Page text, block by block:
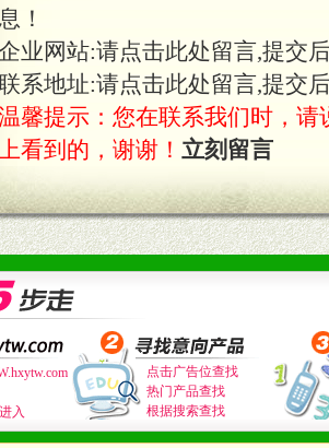
息！
业网站:请点击此处留言,提交
系地址:请点击此处留言,提交
馨提示：您在联系我们时，请
看到的，谢谢！ 立刻留言
入
点击广告位查找
热门产品查找
根据搜索查找